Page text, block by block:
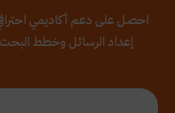
احصل على دعم أكاديمي
إعداد الرسائل وخطط